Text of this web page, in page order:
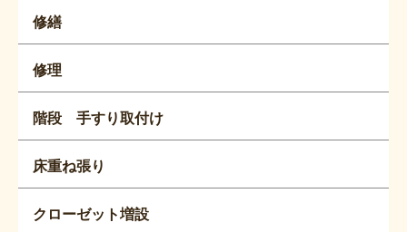
修繕
修理
階段 手すり取付け
床重ね張り
クローゼット増設